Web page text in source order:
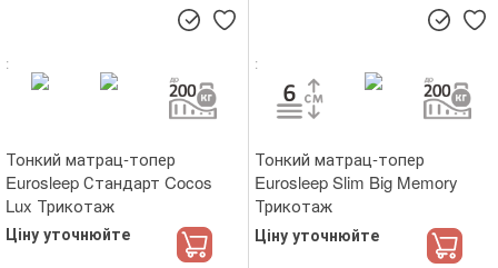
Тонкий матрац-топер
Eurosleep Стандарт Cocos
Lux Трикотаж
Ціну уточнюйте
Тонкий матрац-топер
Eurosleep Slim Big Memory
Трикотаж
Ціну уточнюйте